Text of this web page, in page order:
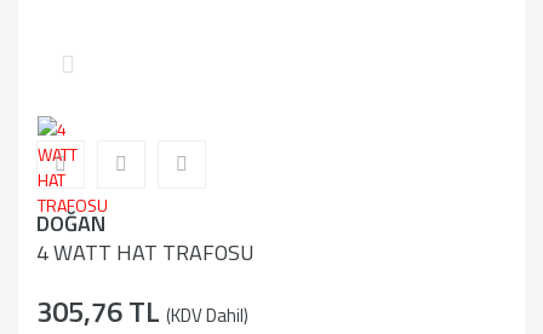
DOĞAN
4 WATT HAT TRAFOSU
305,76 TL (KDV Dahil)